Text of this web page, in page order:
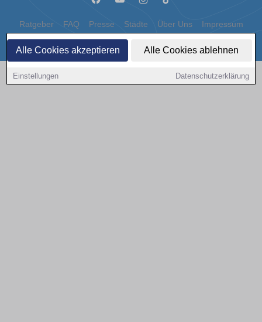
Alle Cookies akzeptieren Alle Cookies ablehnen
Einstellungen Datenschutzerklärung
Ratgeber FAQ Presse Städte Über Uns Impressum
Datenschutz Cookies
Copyright © 2000 - 2026 | 1A Infosysteme GmbH | Content by: 1a-sites-autos